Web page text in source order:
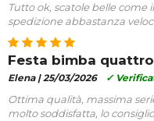
Tutto ok, scatole belle come
spedizione abbastanza
Festa bimba
Elena |25/03/2026 ✓
Ottima qualità, massima
molto soddisfatta, lo